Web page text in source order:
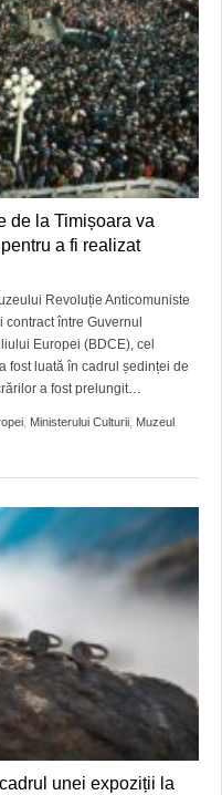
de la Timișoara va
a fi realizat
Revoluție Anticomuniste
între Guvernul
Europei (BDCE), cel
fost luată în cadrul ședinței de
a fost prelungit
Ministerului Culturii Muzeul
unei expoziții la